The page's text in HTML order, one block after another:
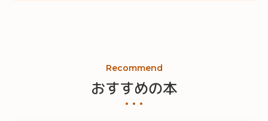
Recommend
おすすめの本